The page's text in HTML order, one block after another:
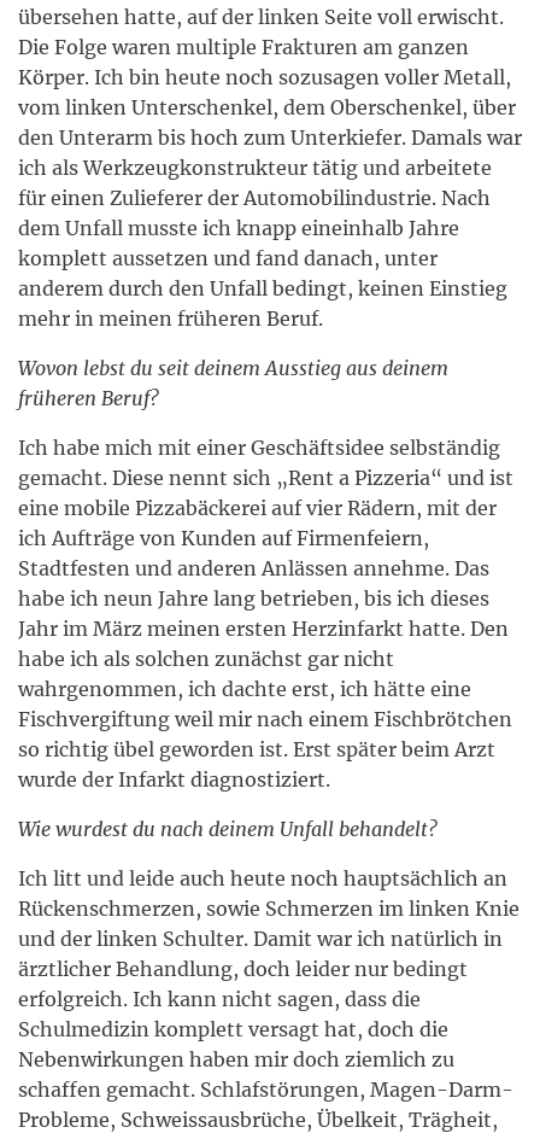
übersehen hatte, auf der linken Seite voll erwischt.
Die Folge waren multiple Frakturen am ganzen
Körper. Ich bin heute noch sozusagen voller Metall,
vom linken Unterschenkel, dem Oberschenkel, über
den Unterarm bis hoch zum Unterkiefer. Damals war
ich als Werkzeugkonstrukteur tätig und arbeitete
für einen Zulieferer der Automobilindustrie. Nach
dem Unfall musste ich knapp eineinhalb Jahre
komplett aussetzen und fand danach, unter
anderem durch den Unfall bedingt, keinen Einstieg
mehr in meinen früheren Beruf.
Wovon lebst du seit deinem Ausstieg aus deinem
früheren Beruf?
Ich habe mich mit einer Geschäftsidee selbständig
gemacht. Diese nennt sich „Rent a Pizzeria“ und ist
eine mobile Pizzabäckerei auf vier Rädern, mit der
ich Aufträge von Kunden auf Firmenfeiern,
Stadtfesten und anderen Anlässen annehme. Das
habe ich neun Jahre lang betrieben, bis ich dieses
Jahr im März meinen ersten Herzinfarkt hatte. Den
habe ich als solchen zunächst gar nicht
wahrgenommen, ich dachte erst, ich hätte eine
Fischvergiftung weil mir nach einem Fischbrötchen
so richtig übel geworden ist. Erst später beim Arzt
wurde der Infarkt diagnostiziert.
Wie wurdest du nach deinem Unfall behandelt?
Ich litt und leide auch heute noch hauptsächlich an
Rückenschmerzen, sowie Schmerzen im linken Knie
und der linken Schulter. Damit war ich natürlich in
ärztlicher Behandlung, doch leider nur bedingt
erfolgreich. Ich kann nicht sagen, dass die
Schulmedizin komplett versagt hat, doch die
Nebenwirkungen haben mir doch ziemlich zu
schaffen gemacht. Schlafstörungen, Magen-Darm-
Probleme, Schweissausbrüche, Übelkeit, Trägheit,